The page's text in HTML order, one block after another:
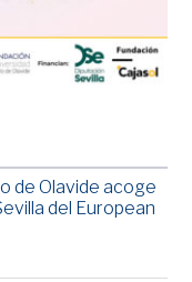
de Olavide acoge
del European